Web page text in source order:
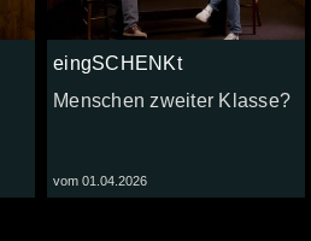
eingSCHENKt
Menschen zweiter Klasse?
vom 01.04.2026